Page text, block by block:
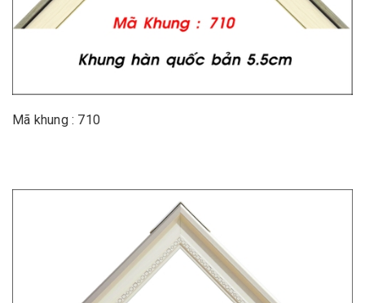
Mã khung : 710